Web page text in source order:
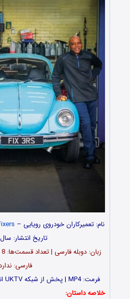
نام: تعمیرکاران خودروی رویایی –
تاریخ انتشار: سال
فارسی:
فرمت: MP4 | پخش از شبکه UKTV انگلستان | امتیاز: 7.7 از 10
خلاصه داستان: